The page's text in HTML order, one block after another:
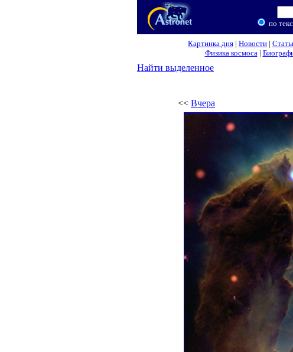
по
Картинка дня | Новости |
Физика космоса|
Найти выделенное
<< Вчера